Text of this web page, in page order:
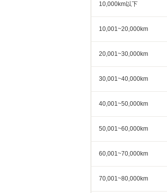
10,000km以下
10,001~20,000km
20,001~30,000km
30,001~40,000km
40,001~50,000km
50,001~60,000km
60,001~70,000km
70,001~80,000km